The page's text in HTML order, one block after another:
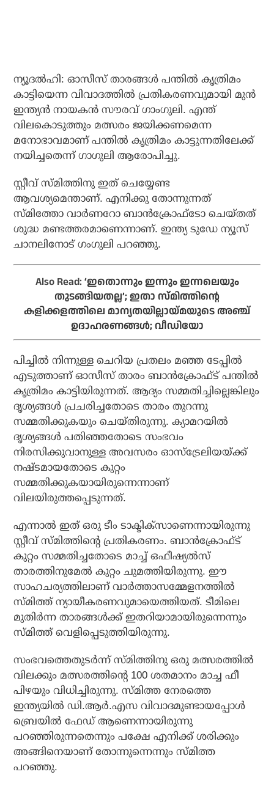
ന്യൂദല്‍ഹി: ഓസീസ് താരങ്ങള്‍ പന്തില്‍ കൃത്രിമം
കാട്ടിയെന്ന വിവാദത്തില്‍ പ്രതികരണവുമായി മുന്‍
ഇന്ത്യന്‍ നായകന്‍ സൗരവ് ഗാംഗുലി. എന്ത്
വിലകൊടുത്തും മത്സരം ജയിക്കണമെന്ന
മനോഭാവമാണ് പന്തില്‍ കൃത്രിമം കാട്ടുന്നതിലേക്ക്
നയിച്ചതെന്ന് ഗാഗുലി ആരോപിച്ചു.
സ്റ്റീവ് സ്മിത്തിനു ഇത് ചെയ്യേണ്ട
ആവശ്യമെന്താണ്. എനിക്കു തോന്നുന്നത്
സ്മിത്തോ വാര്‍ണറോ ബാന്‍ക്രോഫ്‌ടോ ചെയ്തത്
ശുദ്ധ മണ്ടത്തരമാണെന്നാണ്. ഇന്ത്യ ടുഡേ ന്യൂസ്
ചാനലിനോട് ഗംഗുലി പറഞ്ഞു.
Also Read: ‘ഇതൊന്നും ഇന്നും ഇന്നലെയും
തുടങ്ങിയതല്ല’; ഇതാ സ്മിത്തിന്റെ
കളിക്കളത്തിലെ മാന്യതയില്ലായ്മയുടെ അഞ്ച്
ഉദാഹരണങ്ങള്‍; വീഡിയോ
പിച്ചില്‍ നിന്നുള്ള ചെറിയ പ്രതലം മഞ്ഞ ടേപ്പില്‍
എടുത്താണ് ഓസീസ് താരം ബാന്‍ക്രോഫ്ട് പന്തില്‍
കൃത്രിമം കാട്ടിയിരുന്നത്. ആദ്യം സമ്മതിച്ചില്ലെങ്കിലും
ദൃശ്യങ്ങള്‍ പ്രചരിച്ചതോടെ താരം തുറന്നു
സമ്മതിക്കുകയും ചെയ്തിരുന്നു. ക്യാമറയില്‍
ദൃശ്യങ്ങള്‍ പതിഞ്ഞതോടെ സംഭവം
നിരസിക്കുവാനുള്ള അവസരം ഓസ്‌ട്രേലിയയ്ക്ക്
നഷ്ടമായതോടെ കുറ്റം
സമ്മതിക്കുകയായിരുന്നെന്നാണ്
വിലയിരുത്തപ്പെടുന്നത്.
എന്നാല്‍ ഇത് ഒരു ടീം ടാക്ടിക്‌സാണെന്നായിരുന്നു
സ്റ്റീവ് സ്മിത്തിന്റെ പ്രതികരണം. ബാന്‍ക്രോഫ്ട്
കുറ്റം സമ്മതിച്ചതോടെ മാച്ച് ഒഫീഷ്യല്‍സ്
താരത്തിനുമേല്‍ കുറ്റം ചുമത്തിയിരുന്നു. ഈ
സാഹചര്യത്തിലാണ് വാര്‍ത്താസമ്മേളനത്തില്‍
സ്മിത്ത് ന്യായീകരണവുമായെത്തിയത്. ടീമിലെ
മുതിര്‍ന്ന താരങ്ങള്‍ക്ക് ഇതറിയാമായിരുന്നെന്നും
സ്മിത്ത് വെളിപ്പെടുത്തിയിരുന്നു.
സംഭവത്തെതുടര്‍ന്ന് സ്മിത്തിനു ഒരു മത്സരത്തില്‍
വിലക്കും മത്സരത്തിന്റെ 100 ശതമാനം മാച്ച ഫീ
പിഴയും വിധിച്ചിരുന്നു. സ്മിത്ത നേരത്തെ
ഇന്ത്യയില്‍ ഡി.ആര്‍.എസ വിവാദമുണ്ടായപ്പോള്‍
ബ്രെയില്‍ ഫേഡ് ആണെന്നായിരുന്നു
പറഞ്ഞിരുന്നതെന്നും പക്ഷേ എനിക്ക് ശരിക്കും
അങ്ങിനെയാണ് തോന്നുന്നെന്നും സ്മിത്ത
പറഞ്ഞു.